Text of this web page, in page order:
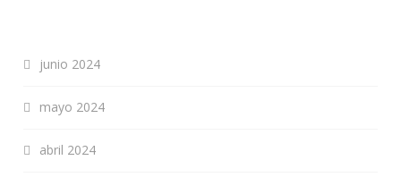
junio 2024
mayo 2024
abril 2024